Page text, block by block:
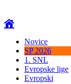
Novice
SP 2026
1. SNL
Evropske lige
Evropski